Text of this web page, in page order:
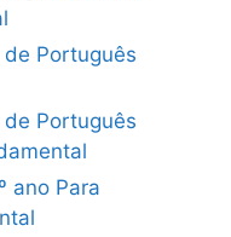
de Português
de Português
ano Para